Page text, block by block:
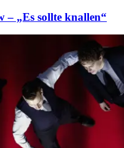
– „Es sollte knallen“